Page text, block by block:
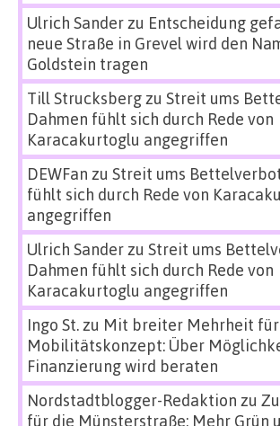
Ulrich Sanderzu Entscheidung
neue Straße in Grevel wird den
Goldstein tragen
Till Strucksbergzu Streit ums
Dahmen fühlt sich durch Rede von
Karacakurtoglu angegriffen
DEWFan zu Streit ums
fühlt sich durch Rede von
angegriffen
Ulrich Sanderzu Streit ums
Dahmen fühlt sich durch Rede von
Karacakurtoglu angegriffen
Ingo St.zu Mit breiter Mehrheit
Mobilitätskonzept: Über
Finanzierung wird beraten
Nordstadtblogger-Redaktion zu
für die Münsterstraße: Mehr Grün